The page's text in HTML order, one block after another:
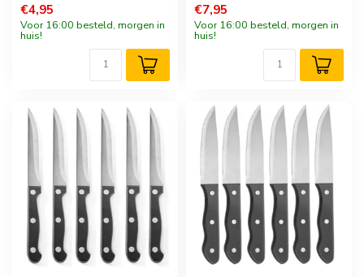
€4,95
Voor 16:00 besteld, morgen in
huis!
€7,95
Voor 16:00 besteld, morgen in
huis!